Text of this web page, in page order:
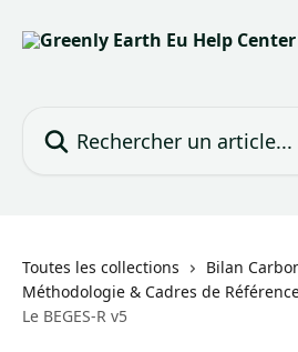
Toutes les collections
Bilan
Méthodologie & Cadres de
Le BEGES-R v5